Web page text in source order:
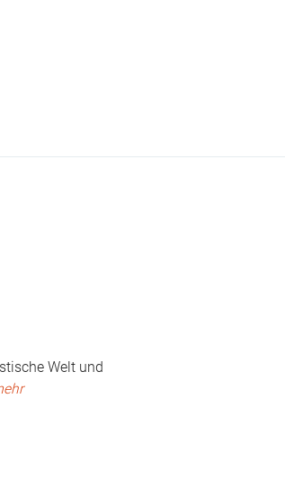
Welt und